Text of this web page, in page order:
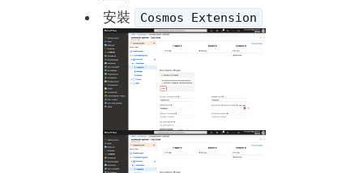
安裝 Cosmos Extension